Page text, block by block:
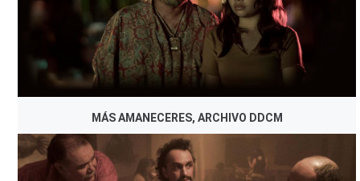
MÁS AMANECERES, ARCHIVO DDCM